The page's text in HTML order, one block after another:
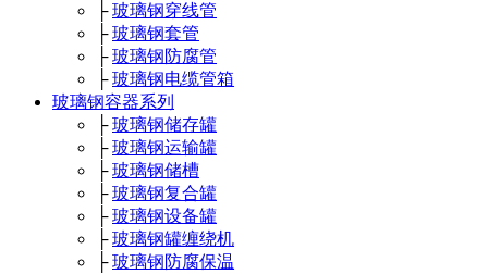
├玻璃钢穿线管
├玻璃钢套管
├玻璃钢防腐管
├玻璃钢电缆管箱
玻璃钢容器系列
├玻璃钢储存罐
├玻璃钢运输罐
├玻璃钢储槽
├玻璃钢复合罐
├玻璃钢设备罐
├玻璃钢罐缠绕机
├玻璃钢防腐保温